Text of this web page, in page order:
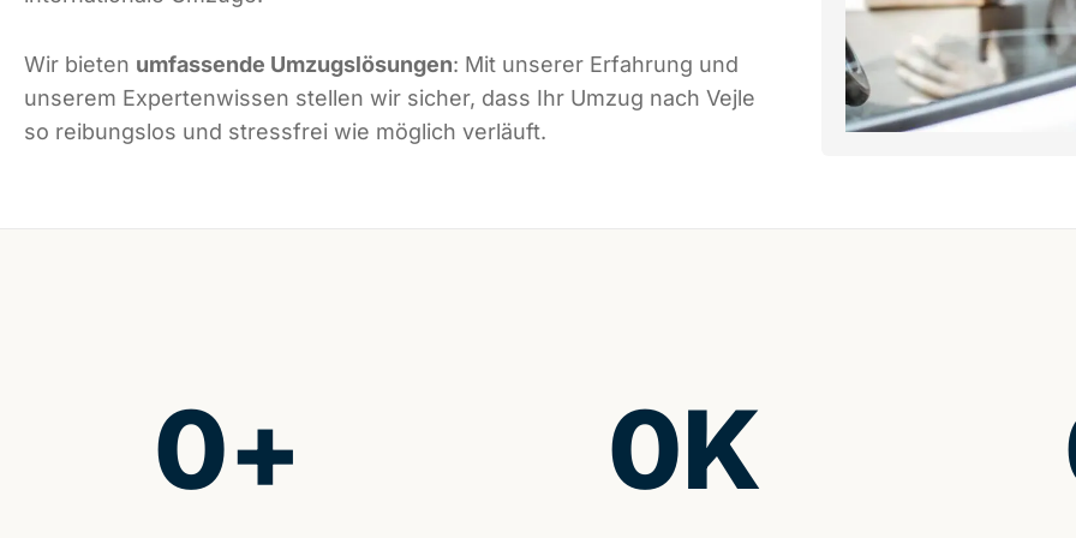
Wir bieten umfassende Umzugslösungen: Mit unserer Erfahrung und
unserem Expertenwissen stellen wir sicher, dass Ihr Umzug nach Vejle
so reibungslos und stressfrei wie möglich verläuft.
0+ 0K